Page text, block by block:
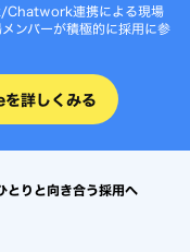
Chatwork連携による現場
ンバーが積極的に採用に参
詳しくみる
とりと向き合う採用へ